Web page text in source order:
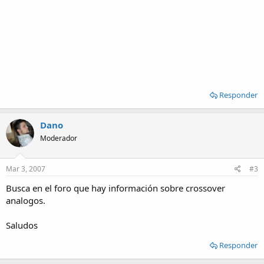
Responder
Dano
Moderador
Mar 3, 2007 #3
Busca en el foro que hay información sobre crossover
analogos.
Saludos
Responder